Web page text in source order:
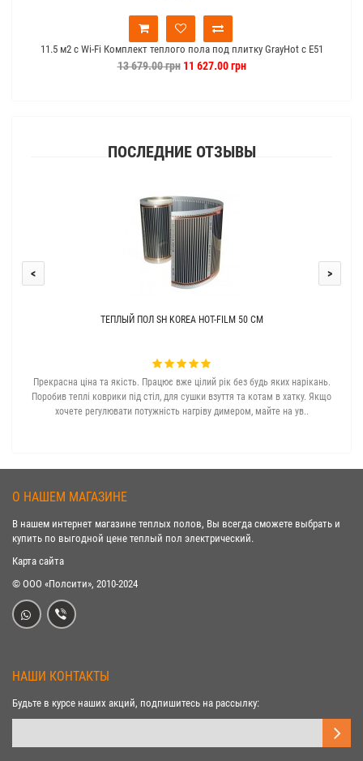
11.5 м2 с Wi-Fi Комплект теплого пола под плитку GrayHot c Е51
13 679.00 грн11 627.00 грн
ПОСЛЕДНИЕ ОТЗЫВЫ
ТЕПЛЫЙ ПОЛ SH KOREA HOT-FILM 50 СМ
Прекрасна ціна та якість. Працює вже цілий рік без будь яких нарікань.
Поробив теплі коврики під стіл, для сушки взуття та котам в хатку. Якщо
хочете регулювати потужність нагріву димером, майте на ув..
< >
О НАШЕМ МАГАЗИНЕ
В нашем интернет магазине теплых полов, Вы всегда сможете выбрать и
купить по выгодной цене теплый пол электрический.
Карта сайта
© ООО «Полсити», 2010-2024
НАШИ КОНТАКТЫ
Будьте в курсе наших акций, подпишитесь на рассылку: